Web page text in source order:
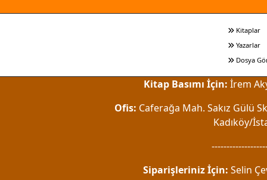
Kitaplar
Yazarlar
Dosya
Kitap Basımı İçin: İrem
Ofis: Caferağa Mah. Sakız Gülü
Kadıköy/
Siparişleriniz İçin: Selin